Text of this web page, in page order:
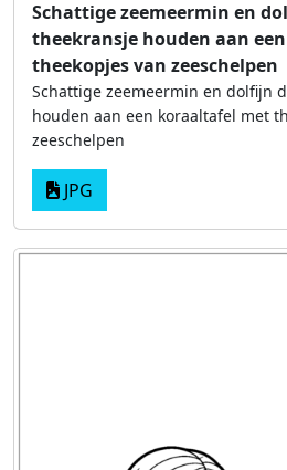
Schattige zeemeermin en
theekransje houden aan
theekopjes van zeeschelpen
Schattige zeemeermin en dolfijn
houden aan een koraaltafel met
zeeschelpen
JPG